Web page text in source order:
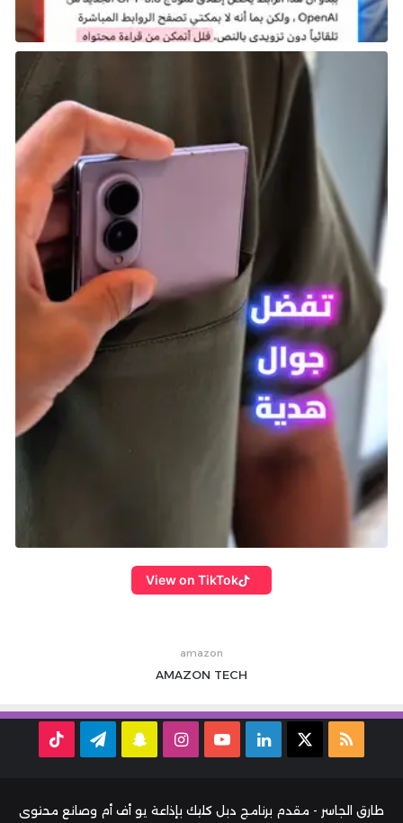
View on TikTok
amazon
AMAZON TECH
ملخص
RSS
لينكدإن ‫YouTubeانستقرامسناب تيلقرام
طارق الجاسر - مقدم برنامج دبل كليك بإذاعة يو أف أم وصانع محتوى